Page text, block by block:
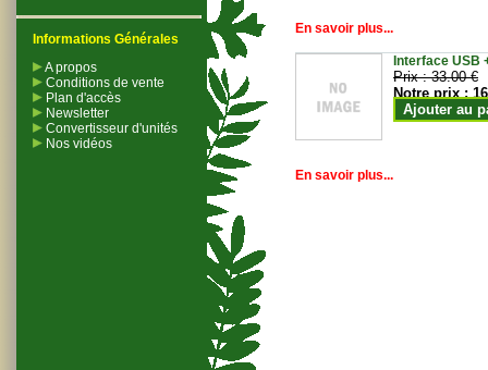
Informations Générales
A propos
Conditions de vente
Plan d'accès
Newsletter
Convertisseur d'unités
Nos vidéos
En savoir plus...
Interface USB
Prix :33.00 €
Notre prix :
Ajouter au
En savoir plus...